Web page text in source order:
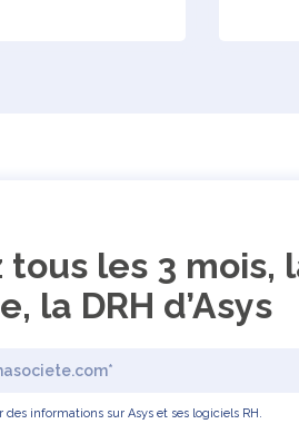
tous les 3 mois,
la DRH d’Asys
informations sur Asys et ses logiciels RH.